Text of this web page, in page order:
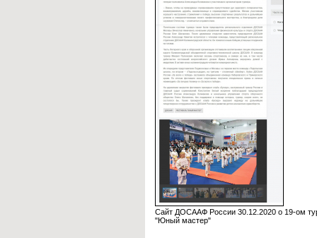
Сайт ДОСААФ России 30.12.2020 о 19-ом
"Юный мастер"